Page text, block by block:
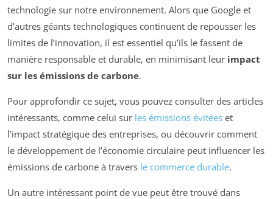
technologie sur notre environnement. Alors que Google et
d’autres géants technologiques continuent de repousser les
limites de l’innovation, il est essentiel qu’ils le fassent de
manière responsable et durable, en minimisant leur impact
sur les émissions de carbone.
Pour approfondir ce sujet, vous pouvez consulter des articles
intéressants, comme celui sur les émissions évitées et
l’impact stratégique des entreprises, ou découvrir comment
le développement de l’économie circulaire peut influencer les
émissions de carbone à travers le commerce durable.
Un autre intéressant point de vue peut être trouvé dans